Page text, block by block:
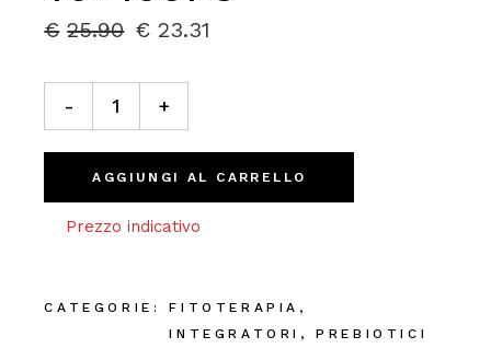
€ 25.90
IL
ORIGINALE
ERA:
€25.90.
€ 23.31
IL
ATTUALE
€23.31.
Uricys Plus 45+15cps quantity
- +
AGGIUNGI AL CARRELLO
Prezzo indicativo
CATEGORIE: FITOTERAPIA ,
INTEGRATORI ,PREBIOTICI